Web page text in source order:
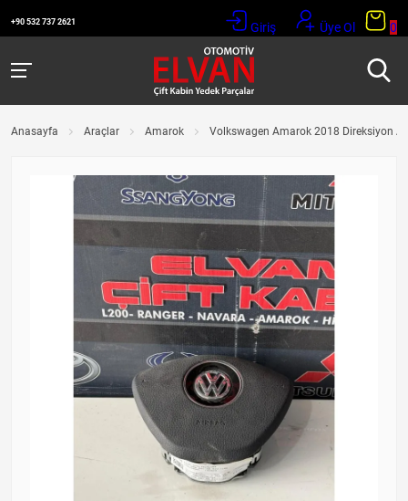
+90 532 737 2621 Giriş Üye Ol 0
Anasayfa Araçlar Amarok Volkswagen Amarok 2018 Direksiyon